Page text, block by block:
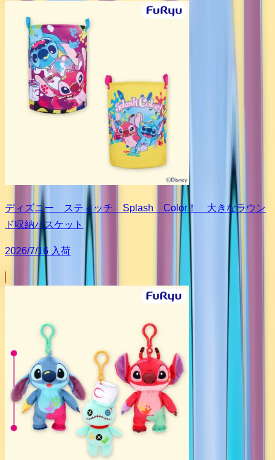
ディズニー スティッチ Splash Color！ 大きなラウン
ド収納バスケット
2026/7/16 入荷